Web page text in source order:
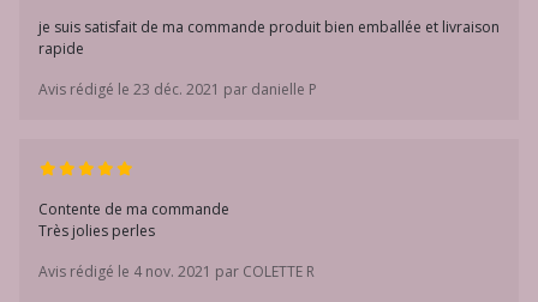
je suis satisfait de ma commande produit bien emballée et livraison
rapide
Avis rédigé le 23 déc. 2021 par danielle P
Contente de ma commande
Très jolies perles
Avis rédigé le 4 nov. 2021 par COLETTE R